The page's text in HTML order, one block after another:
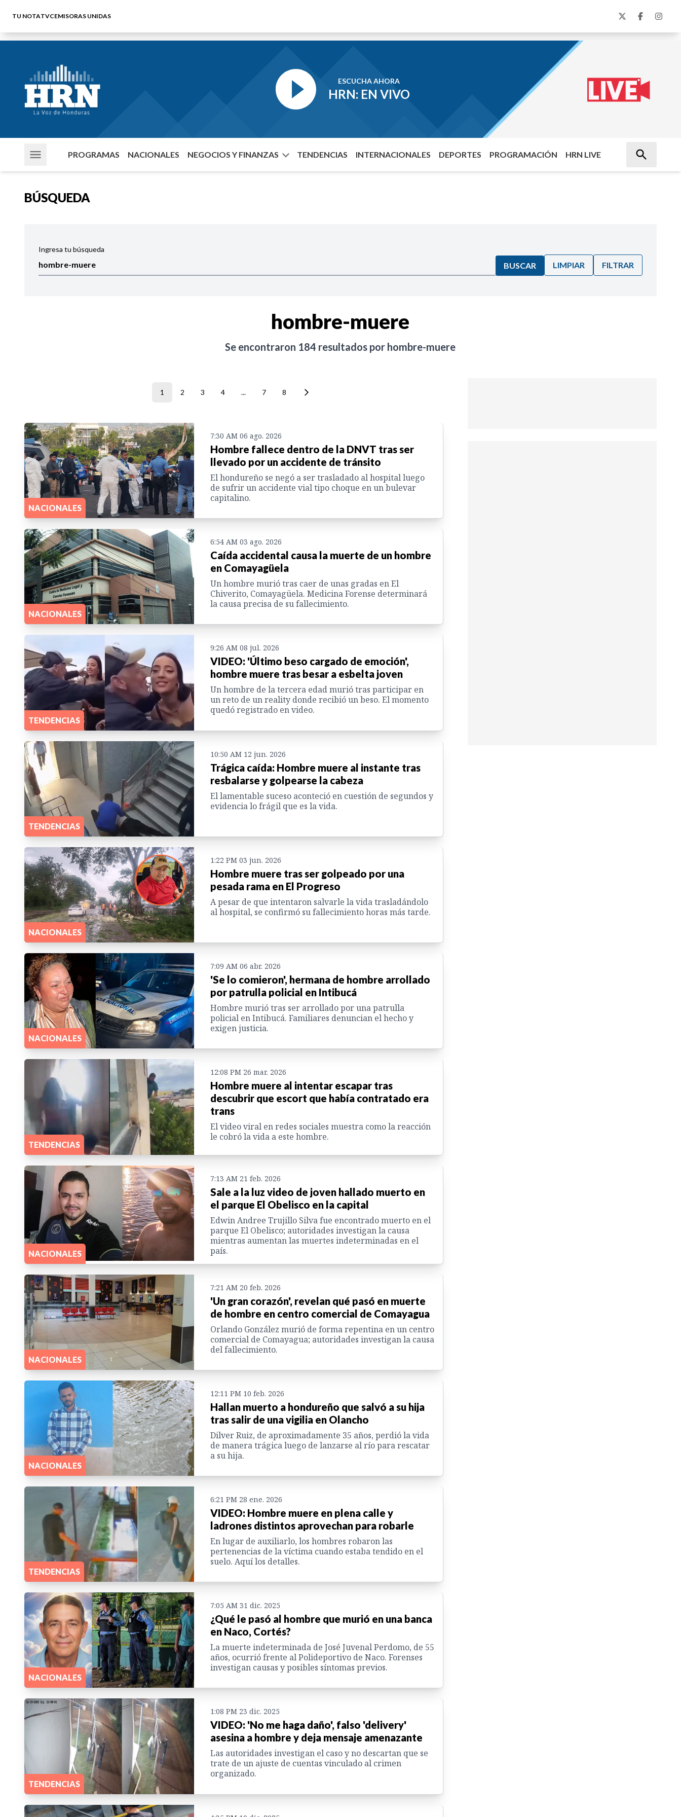
TU NOTATVCEMISORAS UNIDAS
ESCUCHA AHORA
HRN: EN VIVO
PROGRAMAS NACIONALES NEGOCIOS Y FINANZAS TENDENCIAS INTERNACIONALES DEPORTES PROGRAMACIÓN HRN LIVE
BÚSQUEDA
Ingresa tu búsqueda
BUSCAR LIMPIAR FILTRAR
hombre-muere
Se encontraron 184 resultados por hombre-muere
1 2 3 4 ... 7 8
NACIONALES
7:30 AM 06 ago. 2026
Hombre fallece dentro de la DNVT tras ser
llevado por un accidente de tránsito
El hondureño se negó a ser trasladado al hospital luego
de sufrir un accidente vial tipo choque en un bulevar
capitalino.
NACIONALES
6:54 AM 03 ago. 2026
Caída accidental causa la muerte de un hombre
en Comayagüela
Un hombre murió tras caer de unas gradas en El
Chiverito, Comayagüela. Medicina Forense determinará
la causa precisa de su fallecimiento.
TENDENCIAS
9:26 AM 08 jul. 2026
VIDEO: 'Último beso cargado de emoción',
hombre muere tras besar a esbelta joven
Un hombre de la tercera edad murió tras participar en
un reto de un reality donde recibió un beso. El momento
quedó registrado en video.
TENDENCIAS
10:50 AM 12 jun. 2026
Trágica caída: Hombre muere al instante tras
resbalarse y golpearse la cabeza
El lamentable suceso aconteció en cuestión de segundos y
evidencia lo frágil que es la vida.
NACIONALES
1:22 PM 03 jun. 2026
Hombre muere tras ser golpeado por una
pesada rama en El Progreso
A pesar de que intentaron salvarle la vida trasladándolo
al hospital, se confirmó su fallecimiento horas más tarde.
NACIONALES
7:09 AM 06 abr. 2026
'Se lo comieron', hermana de hombre arrollado
por patrulla policial en Intibucá
Hombre murió tras ser arrollado por una patrulla
policial en Intibucá. Familiares denuncian el hecho y
exigen justicia.
TENDENCIAS
12:08 PM 26 mar. 2026
Hombre muere al intentar escapar tras
descubrir que escort que había contratado era
trans
El video viral en redes sociales muestra como la reacción
le cobró la vida a este hombre.
NACIONALES
7:13 AM 21 feb. 2026
Sale a la luz video de joven hallado muerto en
el parque El Obelisco en la capital
Edwin Andree Trujillo Silva fue encontrado muerto en el
parque El Obelisco; autoridades investigan la causa
mientras aumentan las muertes indeterminadas en el
país.
NACIONALES
7:21 AM 20 feb. 2026
'Un gran corazón', revelan qué pasó en muerte
de hombre en centro comercial de Comayagua
Orlando González murió de forma repentina en un centro
comercial de Comayagua; autoridades investigan la causa
del fallecimiento.
NACIONALES
12:11 PM 10 feb. 2026
Hallan muerto a hondureño que salvó a su hija
tras salir de una vigilia en Olancho
Dilver Ruiz, de aproximadamente 35 años, perdió la vida
de manera trágica luego de lanzarse al río para rescatar
a su hija.
TENDENCIAS
6:21 PM 28 ene. 2026
VIDEO: Hombre muere en plena calle y
ladrones distintos aprovechan para robarle
En lugar de auxiliarlo, los hombres robaron las
pertenencias de la víctima cuando estaba tendido en el
suelo. Aquí los detalles.
NACIONALES
7:05 AM 31 dic. 2025
¿Qué le pasó al hombre que murió en una banca
en Naco, Cortés?
La muerte indeterminada de José Juvenal Perdomo, de 55
años, ocurrió frente al Polideportivo de Naco. Forenses
investigan causas y posibles síntomas previos.
TENDENCIAS
1:08 PM 23 dic. 2025
VIDEO: 'No me haga daño', falso 'delivery'
asesina a hombre y deja mensaje amenazante
Las autoridades investigan el caso y no descartan que se
trate de un ajuste de cuentas vinculado al crimen
organizado.